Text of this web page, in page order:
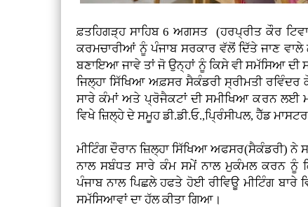
ਫ਼ਤਹਿਗੜ੍ਹ ਸਾਹਿਬ 6 ਅਗਸਤ (ਹਰਪ੍ਰੀਤ ਕੌਰ
ਕਰਮਚਾਰੀਆਂ ਨੂੰ ਪੰਜਾਬ ਸਰਕਾਰ ਵੱਲੋਂ ਦਿੱਤੇ ਜਾਣ ਵਾਲੇ
ਬਣਾਇਆ ਜਾਵੇ ਤਾਂ ਜੋ ਉਨ੍ਹਾਂ ਨੂੰ ਕਿਸੇ ਵੀ ਸਮੱਸਿਆ ਦੀ
ਜਿਲ੍ਹਾ ਸਿੱਖਿਆ ਅਫ਼ਸਰ ਸੈਕੰਡਰੀ ਸ੍ਰੀਮਤੀ
ਸਾਰੇ ਕੰਮਾਂ ਅਤੇ ਪ੍ਰੋਜੈਕਟਾਂ ਦੀ ਸਮੀਖਿਆ ਕਰਨ ਲਈ
ਵਿਖੇ ਜ਼ਿਲ੍ਹੇ ਦੇ ਸਮੂਹ ਡੀ.ਡੀ.ਓ.,ਪ੍ਰਿੰਸੀਪਲ, ਹੈੱਡ
ਮੀਟਿੰਗ ਦੌਰਾਨ ਜ਼ਿਲ੍ਹਾ ਸਿੱਖਿਆ ਅਫਸਰ(ਸੈਕੰਡਰੀ) ਨੇ
ਨਾਲ ਸਬੰਧਤ ਸਾਰੇ ਕੰਮ ਸਮੇਂ ਨਾਲ ਮੁਕੰਮਲ ਕਰਨ ਨੂੰ
ਪੰਜਾਬ ਨਾਲ ਪਿਛਲੇ ਹਫਤੇ ਹੋਈ ਰੀਵਿਊ ਮੀਟਿੰਗ
ਸਮੱਸਿਆਵਾਂ ਦਾ ਹੱਲ ਕੀਤਾ ਗਿਆ।